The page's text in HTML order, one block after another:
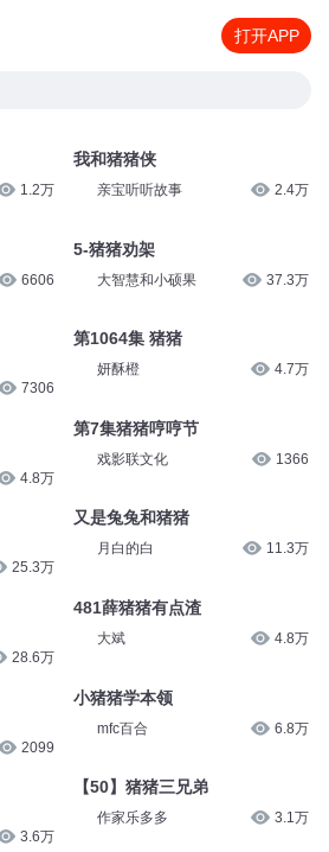
打开APP
1.2万
6606
7306
4.8万
25.3万
28.6万
2099
3.6万
我和猪猪侠
亲宝听听故事 2.4万
5-猪猪劝架
大智慧和小硕果 37.3万
第1064集 猪猪
妍酥橙 4.7万
第7集猪猪哼哼节
戏影联文化 1366
又是兔兔和猪猪
月白的白 11.3万
481薛猪猪有点渣
大斌 4.8万
小猪猪学本领
mfc百合 6.8万
【50】猪猪三兄弟
作家乐多多 3.1万